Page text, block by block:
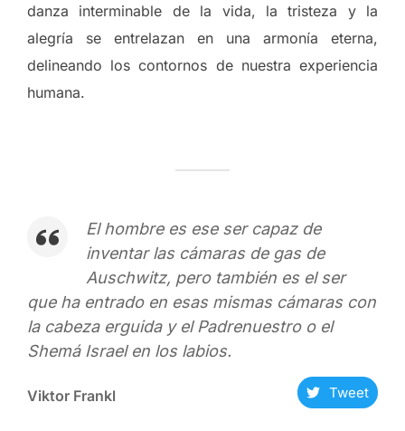
danza interminable de la vida, la tristeza y la
alegría se entrelazan en una armonía eterna,
delineando los contornos de nuestra experiencia
humana.
El hombre es ese ser capaz de
inventar las cámaras de gas de
Auschwitz, pero también es el ser
que ha entrado en esas mismas cámaras con
la cabeza erguida y el Padrenuestro o el
Shemá Israel en los labios.
Viktor Frankl Tweet